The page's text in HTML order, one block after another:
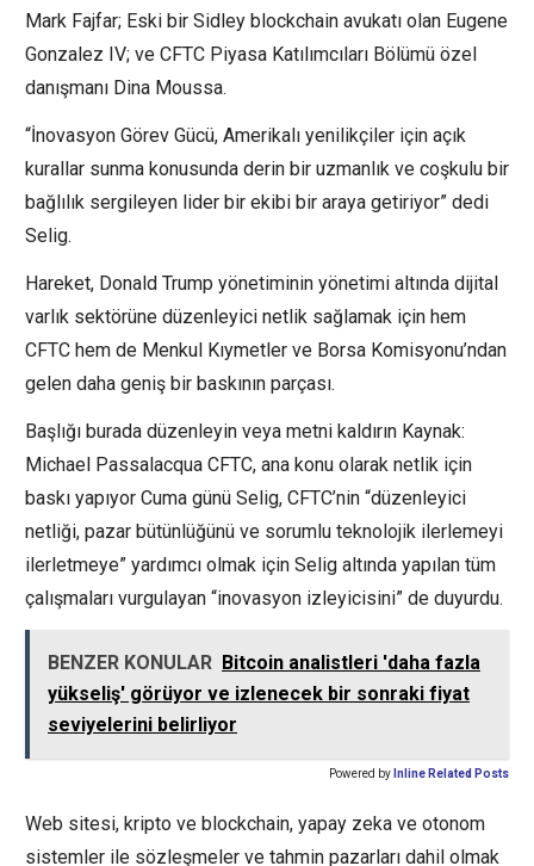
Mark Fajfar; Eski bir Sidley blockchain avukatı olan Eugene
Gonzalez IV; ve CFTC Piyasa Katılımcıları Bölümü özel
danışmanı Dina Moussa.
“İnovasyon Görev Gücü, Amerikalı yenilikçiler için açık
kurallar sunma konusunda derin bir uzmanlık ve coşkulu bir
bağlılık sergileyen lider bir ekibi bir araya getiriyor” dedi
Selig.
Hareket, Donald Trump yönetiminin yönetimi altında dijital
varlık sektörüne düzenleyici netlik sağlamak için hem
CFTC hem de Menkul Kıymetler ve Borsa Komisyonu’ndan
gelen daha geniş bir baskının parçası.
Başlığı burada düzenleyin veya metni kaldırın Kaynak:
Michael Passalacqua CFTC, ana konu olarak netlik için
baskı yapıyor Cuma günü Selig, CFTC’nin “düzenleyici
netliği, pazar bütünlüğünü ve sorumlu teknolojik ilerlemeyi
ilerletmeye” yardımcı olmak için Selig altında yapılan tüm
çalışmaları vurgulayan “inovasyon izleyicisini” de duyurdu.
BENZER KONULAR Bitcoin analistleri 'daha fazla
yükseliş' görüyor ve izlenecek bir sonraki fiyat
seviyelerini belirliyor
Powered by Inline Related Posts
Web sitesi, kripto ve blockchain, yapay zeka ve otonom
sistemler ile sözleşmeler ve tahmin pazarları dahil olmak